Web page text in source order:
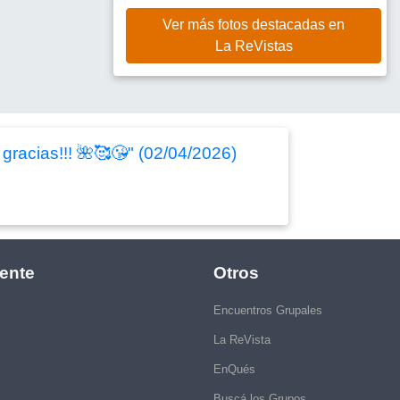
Ver más fotos destacadas en
La ReVistas
🌺🥰😘" (02/04/2026)
Otros
Encuentros Grupales
La ReVista
EnQués